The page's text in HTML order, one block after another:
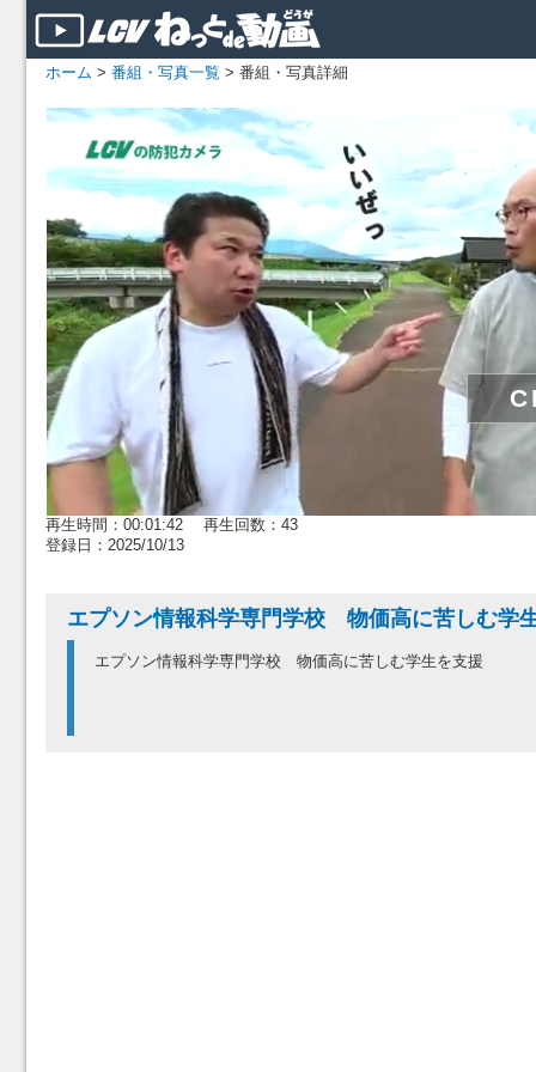
ホーム > 番組・写真一覧 > 番組・写真詳細
再生時間：00:01:42 再生回数：43
登録日：2025/10/13
エプソン情報科学専門学校 物価高に苦しむ
エプソン情報科学専門学校 物価高に苦しむ学生を支援